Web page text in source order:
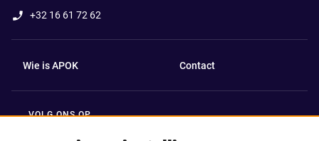
+32 16 61 72 62
Wie is APOK Contact
VOLG ONS OP